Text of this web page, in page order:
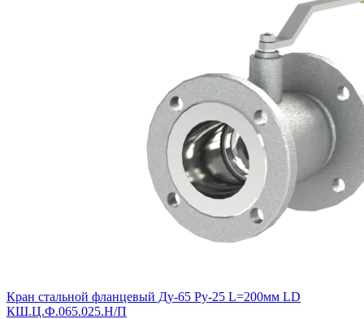
Кран стальной фланцевый Ду-65 Ру-25 L=200мм LD
КШ.Ц.Ф.065.025.Н/П